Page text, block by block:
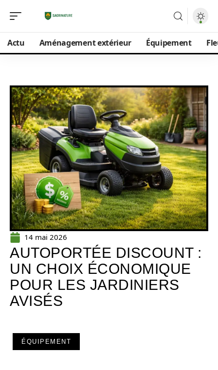
Actu Aménagement extérieur Équipement
14 mai 2026
AUTOPORTÉE DISCOUNT :
UN CHOIX ÉCONOMIQUE
POUR LES JARDINIERS
AVISÉS
ÉQUIPEMENT